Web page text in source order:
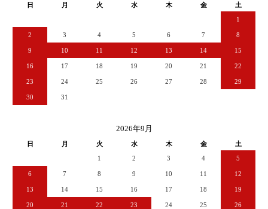
日 月 火 水 木 金
土
1
2 3 4 5 6 7 8
9 10 11 12 13 14 15
16 17 18 19 20 21 22
23 24 25 26 27 28 29
30 31
2026年9月
日 月 火 水 木 金
土
1
2 3 4 5
6 7 8 9 10 11 12
13 14 15 16 17 18 19
20 21 22 23 24 25 26